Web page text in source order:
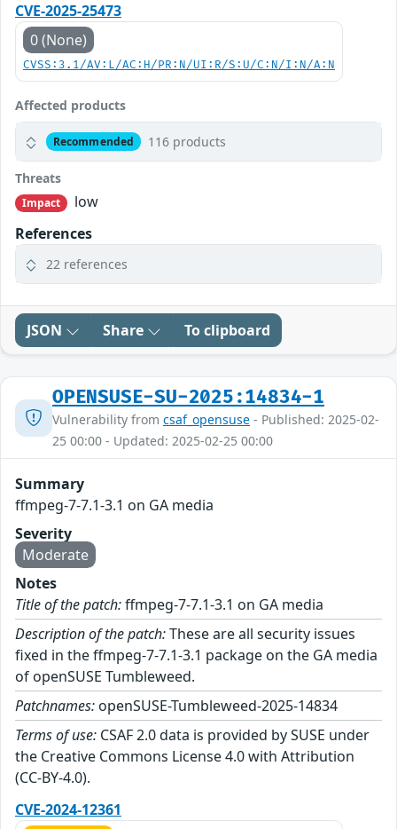
CVE-2025-25473
0 (None)
CVSS:3.1/AV:L/AC:H/PR:N/UI:R/S:U/C:N/I:N/A:N
Affected products
Recommended 116 products
Threats
Impact
low
References
22 references
JSON Share To clipboard
OPENSUSE-SU-2025:14834-1
Vulnerability from csaf_opensuse - Published: 2025-02-
25 00:00 - Updated: 2025-02-25 00:00
Summary
ffmpeg-7-7.1-3.1 on GA media
Severity
Moderate
Notes
Title of the patch:ffmpeg-7-7.1-3.1 on GA media
Description of the patch:These are all security issues
fixed in the ffmpeg-7-7.1-3.1 package on the GA media
of openSUSE Tumbleweed.
Patchnames: openSUSE-Tumbleweed-2025-14834
Terms of use: CSAF 2.0 data is provided by SUSE under
the Creative Commons License 4.0 with Attribution
(CC-BY-4.0).
CVE-2024-12361